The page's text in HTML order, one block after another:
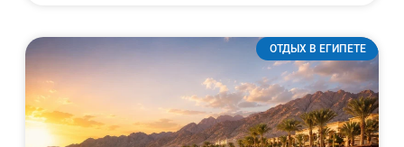
ОТДЫХ В ЕГИПЕТЕ